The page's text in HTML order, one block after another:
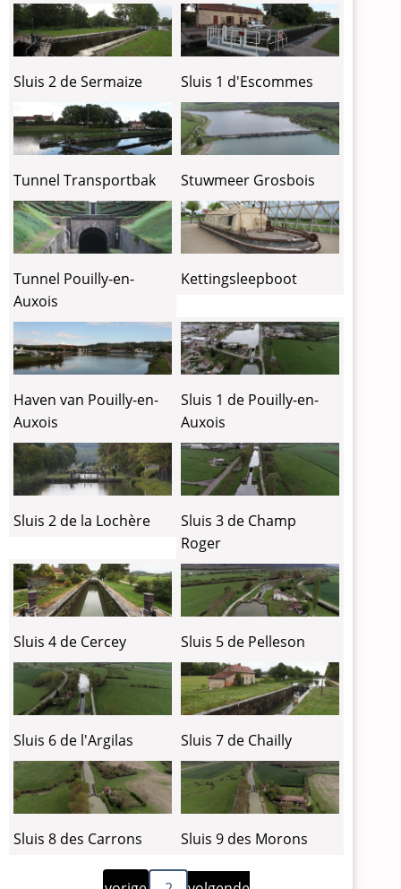
Sluis 2 de Sermaize Sluis 1 d'Escommes
Tunnel Transportbak Stuwmeer Grosbois
Tunnel Pouilly-en-
Auxois
Kettingsleepboot
Haven van Pouilly-en-
Auxois
Sluis 1 de Pouilly-en-
Auxois
Sluis 2 de la Lochère
Sluis 3 de Champ
Roger
Sluis 4 de Cercey Sluis 5 de Pelleson
Sluis 6 de l'Argilas Sluis 7 de Chailly
Sluis 8 des Carrons Sluis 9 des Morons
Vorige
Volgende